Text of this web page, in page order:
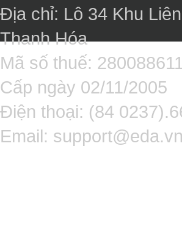
Địa chỉ: Lô 34 Khu
Thanh Hóa
Mã số thuế:
Cấp ngày 02/11/2005
Điện thoại: (84
Email: support@eda.vn